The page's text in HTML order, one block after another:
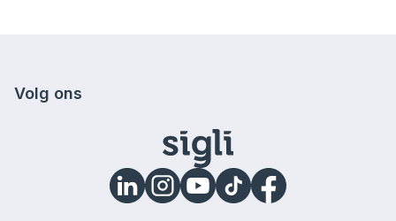
Volg ons